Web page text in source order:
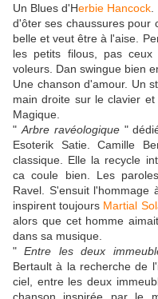
Un Blues d'Herbie Hancock
d'ôter ses chaussures pour
belle et veut être à l'aise.
les petits filous, pas
voleurs. Dan swingue bien
Une chanson d'amour. Un
main droite sur le clavier
Magique.
" Arbre ravéologique"
Esoterik Satie. Camille
classique. Elle la recycle
ca coule bien. Les
Ravel. S'ensuit
inspirent toujours Martial
alors que cet homme
dans sa musique.
"Entre les deux
Bertault à la recherche de
ciel, entre les deux
chanson inspirée par le